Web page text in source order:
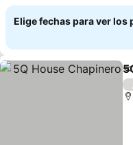
Elige fechas para ver los